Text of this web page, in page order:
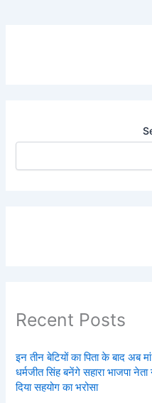
Recent Posts
इन तीन बेटियों का पिता के बाद अब
धर्मजीत सिंह बनेंगे सहारा भाजपा
दिया सहयोग का भरोसा